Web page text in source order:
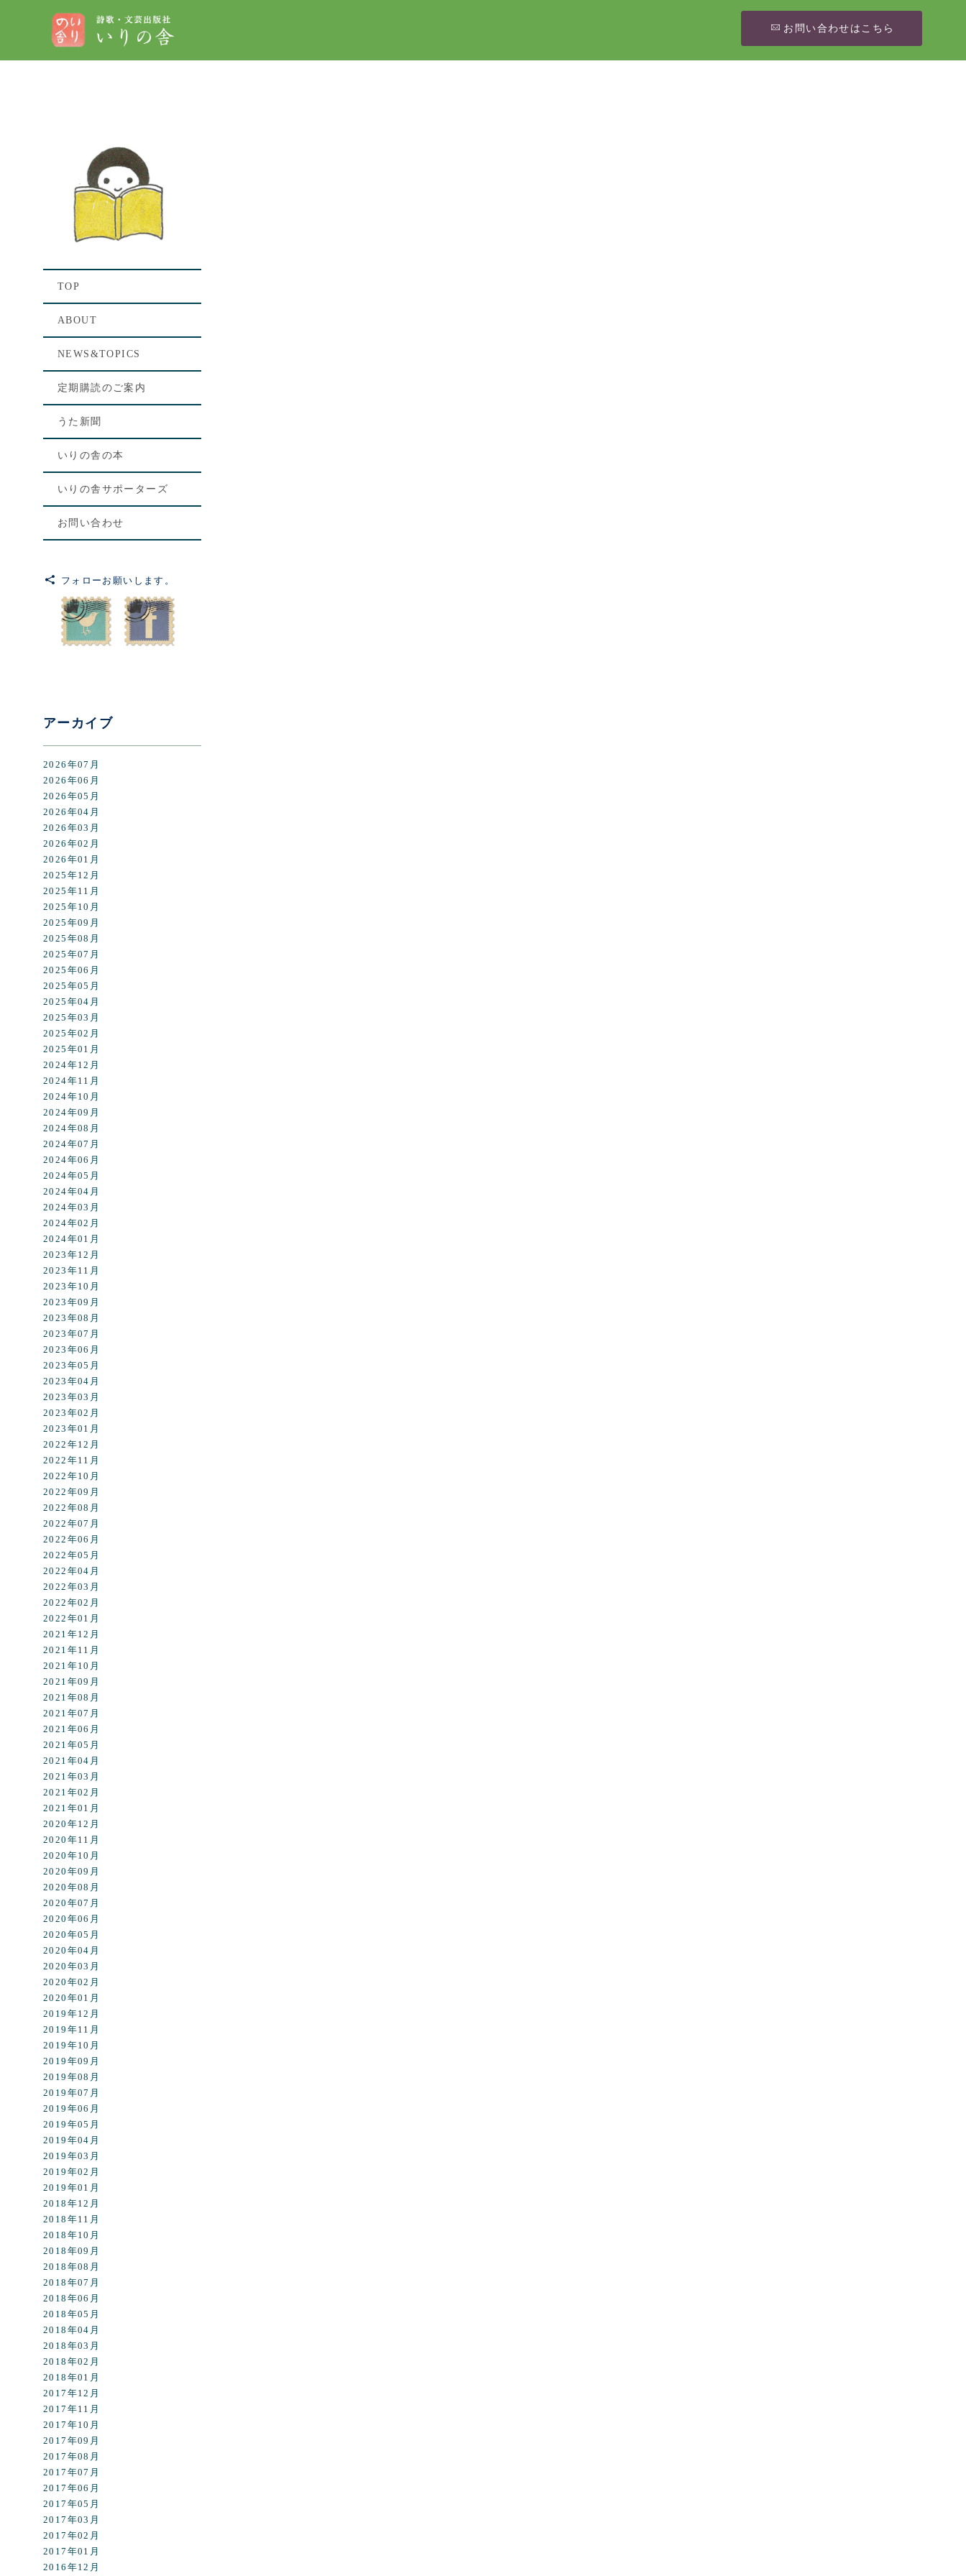
お問い合わせはこちら
TOP
ABOUT
NEWS&TOPICS
定期購読のご案内
うた新聞
いりの舎の本
いりの舎サポーターズ
お問い合わせ
フォローお願いします。
アーカイブ
2026年07月
2026年06月
2026年05月
2026年04月
2026年03月
2026年02月
2026年01月
2025年12月
2025年11月
2025年10月
2025年09月
2025年08月
2025年07月
2025年06月
2025年05月
2025年04月
2025年03月
2025年02月
2025年01月
2024年12月
2024年11月
2024年10月
2024年09月
2024年08月
2024年07月
2024年06月
2024年05月
2024年04月
2024年03月
2024年02月
2024年01月
2023年12月
2023年11月
2023年10月
2023年09月
2023年08月
2023年07月
2023年06月
2023年05月
2023年04月
2023年03月
2023年02月
2023年01月
2022年12月
2022年11月
2022年10月
2022年09月
2022年08月
2022年07月
2022年06月
2022年05月
2022年04月
2022年03月
2022年02月
2022年01月
2021年12月
2021年11月
2021年10月
2021年09月
2021年08月
2021年07月
2021年06月
2021年05月
2021年04月
2021年03月
2021年02月
2021年01月
2020年12月
2020年11月
2020年10月
2020年09月
2020年08月
2020年07月
2020年06月
2020年05月
2020年04月
2020年03月
2020年02月
2020年01月
2019年12月
2019年11月
2019年10月
2019年09月
2019年08月
2019年07月
2019年06月
2019年05月
2019年04月
2019年03月
2019年02月
2019年01月
2018年12月
2018年11月
2018年10月
2018年09月
2018年08月
2018年07月
2018年06月
2018年05月
2018年04月
2018年03月
2018年02月
2018年01月
2017年12月
2017年11月
2017年10月
2017年09月
2017年08月
2017年07月
2017年06月
2017年05月
2017年03月
2017年02月
2017年01月
2016年12月